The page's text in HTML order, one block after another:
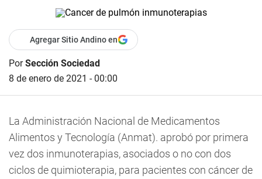
Agregar Sitio Andino en
PorSección Sociedad
8 de enero de 2021 - 00:00
La Administración Nacional de Medicamentos
Alimentos y Tecnología (Anmat). aprobó por primera
vez dos inmunoterapias, asociados o no con dos
ciclos de quimioterapia, para pacientes con cáncer de